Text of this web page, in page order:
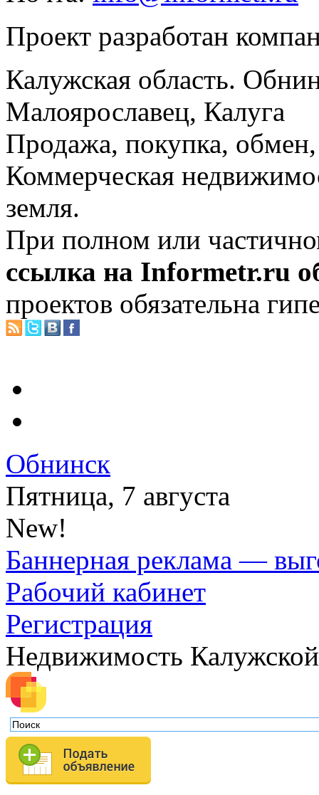
Проект разработан
Калужская область.
Малоярославец, Калуга
Продажа, покупка, обмен,
Коммерческая
земля.
При полном или
ссылка на Informetr.ru
проектов обязательна
Обнинск
Пятница, 7 августа
New!
Баннерная реклама —
Рабочий кабинет
Регистрация
Недвижимость